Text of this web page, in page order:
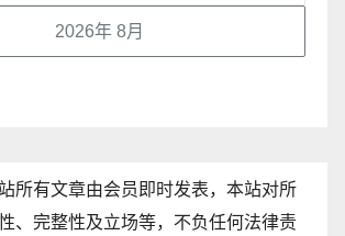
2026年 8月
所有文章由会员即时发表，本站对所
、完整性及立场等，不负任何法律责